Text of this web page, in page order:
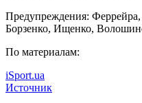
Предупреждения:
Борзенко, Ищенко,
По материалам:
iSport.ua
Источник